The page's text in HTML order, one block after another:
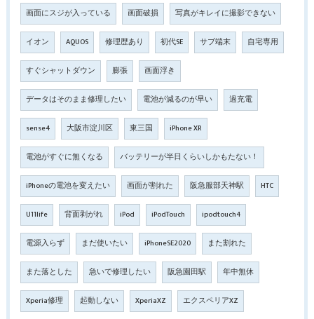
画面にスジが入っている 画面破損 写真がキレイに撮影できない
イオン AQUOS 修理歴あり 初代SE サブ端末 自宅専用
すぐシャットダウン 膨張 画面浮き
データはそのまま修理したい 電池が減るのが早い 過充電
sense4 大阪市淀川区 東三国 iPhone XR
電池がすぐに無くなる バッテリーが半日くらいしかもたない！
iPhoneの電池を変えたい 画面が割れた 阪急服部天神駅 HTC
U11life 背面剥がれ iPod iPodTouch ipodtouch4
電源入らず まだ使いたい iPhoneSE2020 また割れた
また落とした 急いで修理したい 阪急園田駅 年中無休
Xperia修理 起動しない XperiaXZ エクスペリアXZ